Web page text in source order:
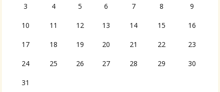
3 4 5 6 7 8 9
10 11 12 13 14 15 16
17 18 19 20 21 22 23
24 25 26 27 28 29 30
31